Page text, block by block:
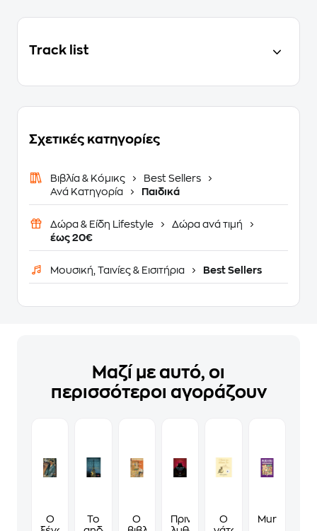
Track list
Σχετικές κατηγορίες
Βιβλία & Κόμικς
Best Sellers
Ανά Κατηγορία
Παιδικά
Δώρα & Είδη Lifestyle
Δώρα ανά τιμή
έως 20€
Μουσική, Ταινίες & Εισιτήρια Best Sellers
Μαζί με αυτό, οι
περισσότεροι αγοράζουν
Ο
Το
Ο
Πριν
Ο
Murdoku